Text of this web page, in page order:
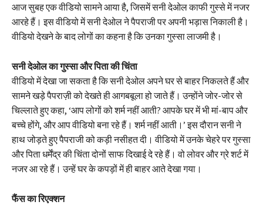
आज सुबह एक वीडियो सामने आया है, जिसमें सनी देओल काफी गुस्से में नजर
आरहे हैं। इस वीडियो में सनी देओल ने पैपराजी पर अपनी भड़ास निकाली है।
वीडियो देखने के बाद लोगों का कहना है कि उनका गुस्सा लाजमी है।
सनी देओल का गुस्सा और पिता की चिंता
वीडियो में देखा जा सकता है कि सनी देओल अपने घर से बाहर निकलते हैं और
सामने खड़े पैपराज़ी को देखते ही आगबबूला हो जाते हैं। उन्होंने जोर-जोर से
चिल्लाते हुए कहा, ‘आप लोगों को शर्म नहीं आती? आपके घर में भी मां-बाप और
बच्चे होंगे, और आप वीडियो बना रहे हैं। शर्म नहीं आती।’ इस दौरान सनी ने
हाथ जोड़ते हुए पैपराजी को कड़ी नसीहत दी। वीडियो में उनके चेहरे पर गुस्सा
और पिता धर्मेंद्र की चिंता दोनों साफ दिखाई दे रहे हैं। वो लोवर और ग्रे शर्ट में
नजर आ रहे हैं। उन्हें घर के कपड़ों में ही बाहर आते देखा गया।
फैंस का रिएक्शन